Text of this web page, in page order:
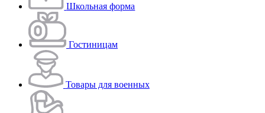
Школьная форма
Гостиницам
Товары для военных